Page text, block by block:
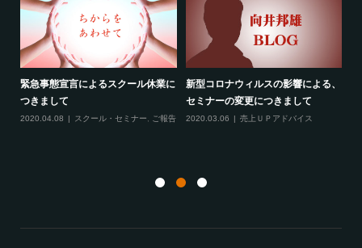
緊急事態宣言によるスクール休業に
つきまして
2020.04.08 スクール・セミナー ご報告
新型コロナウィルスの影響による、
セミナーの変更につきまして
2020.03.06 売上ＵＰアドバイス